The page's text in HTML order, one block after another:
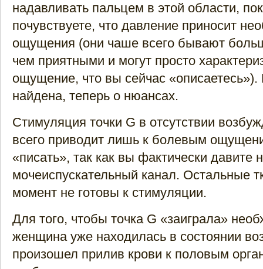
надавливать пальцем в этой области,
почувствуете, что давление приносит
ощущения (они чаше всего бывают
чем приятными и могут просто
ощущение, что вы сейчас «описаетесь»).
найдена, теперь о нюансах.
Стимуляция точки G в отсутствии
всего приводит лишь к болевым
«писать», так как вы фактически давите
мочеиспускательный канал. Остальные
момент не готовы к стимуляции.
Для того, чтобы точка G «заиграла»
женщина уже находилась в состоянии
произошел прилив крови к половым